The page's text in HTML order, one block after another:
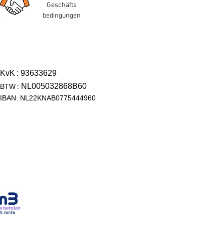
Geschäfts
bedingungen
KvK : 93633629
BTW : NL005032868B60
IBAN: NL22KNAB0775444960